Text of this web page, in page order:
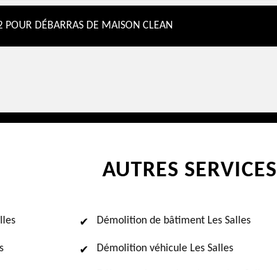
DÉBARRAS DE MAISON CLEAN
AUTRES SERVICES
Démolition de bâtiment Les Salles
Démolition véhicule Les Salles